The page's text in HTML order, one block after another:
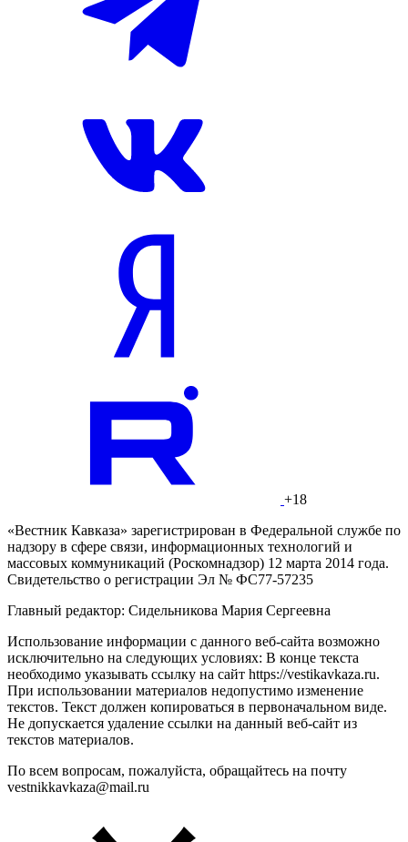
+18
«Вестник Кавказа» зарегистрирован в Федеральной службе по
надзору в сфере связи, информационных технологий и
массовых коммуникаций (Роскомнадзор) 12 марта 2014 года.
Свидетельство о регистрации Эл № ФС77-57235
Главный редактор: Сидельникова Мария Сергеевна
Использование информации с данного веб-сайта возможно
исключительно на следующих условиях: В конце текста
необходимо указывать ссылку на сайт https://vestikavkaza.ru.
При использовании материалов недопустимо изменение
текстов. Текст должен копироваться в первоначальном виде.
Не допускается удаление ссылки на данный веб-сайт из
текстов материалов.
По всем вопросам, пожалуйста, обращайтесь на почту
vestnikkavkaza@mail.ru